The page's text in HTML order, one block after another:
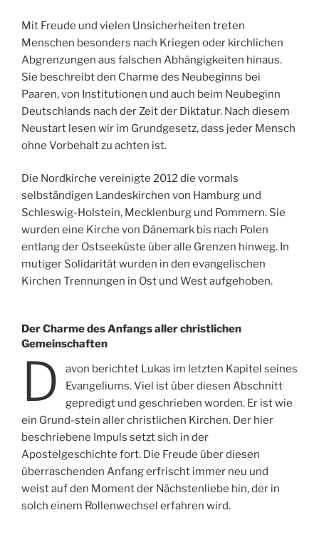
Mit Freude und vielen Unsicherheiten treten
Menschen besonders nach Kriegen oder kirchlichen
Abgrenzungen aus falschen Abhängigkeiten hinaus.
Sie beschreibt den Charme des Neubeginns bei
Paaren, von Institutionen und auch beim Neubeginn
Deutschlands nach der Zeit der Diktatur. Nach diesem
Neustart lesen wir im Grundgesetz, dass jeder Mensch
ohne Vorbehalt zu achten ist.
Die Nordkirche vereinigte 2012 die vormals
selbständigen Landeskirchen von Hamburg und
Schleswig-Holstein, Mecklenburg und Pommern. Sie
wurden eine Kirche von Dänemark bis nach Polen
entlang der Ostseeküste über alle Grenzen hinweg. In
mutiger Solidarität wurden in den evangelischen
Kirchen Trennungen in Ost und West aufgehoben.
Der Charme des Anfangs aller christlichen
Gemeinschaften
D
avon berichtet Lukas im letzten Kapitel seines
Evangeliums. Viel ist über diesen Abschnitt
gepredigt und geschrieben worden. Er ist wie
ein Grund-stein aller christlichen Kirchen. Der hier
beschriebene Impuls setzt sich in der
Apostelgeschichte fort. Die Freude über diesen
überraschenden Anfang erfrischt immer neu und
weist auf den Moment der Nächstenliebe hin, der in
solch einem Rollenwechsel erfahren wird.